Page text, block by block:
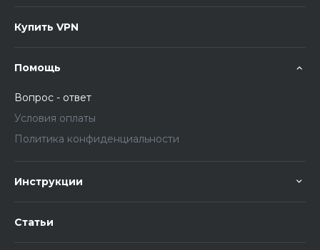
Купить VPN
Помощь
Вопрос - ответ
Условия оплаты
Политика конфиденциальности
Инструкции
Статьи